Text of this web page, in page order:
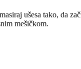
ušesa tako, da
mešičkom.